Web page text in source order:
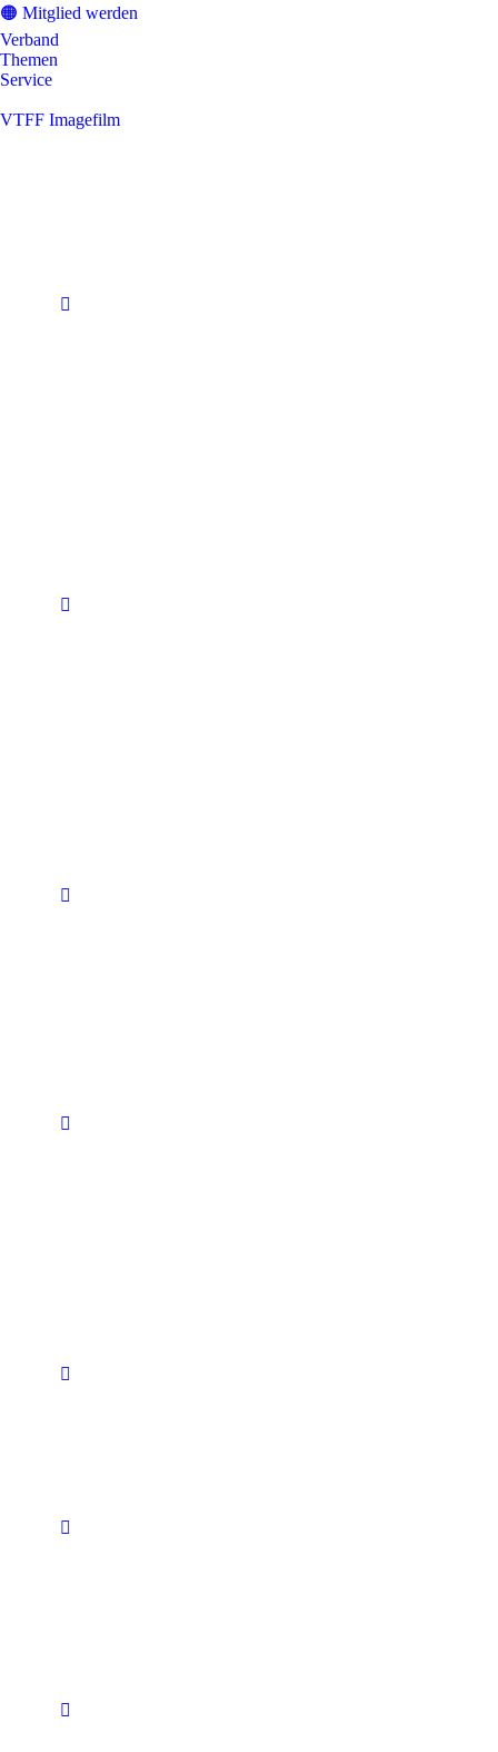
🟠 Mitglied werden
Verband
Themen
Service
VTFF Imagefilm